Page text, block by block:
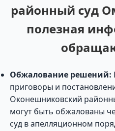
районный суд
полезная
Обжалование решений:
приговоры и
Оконешниковский
могут быть обжалованы
суд в апелляционном